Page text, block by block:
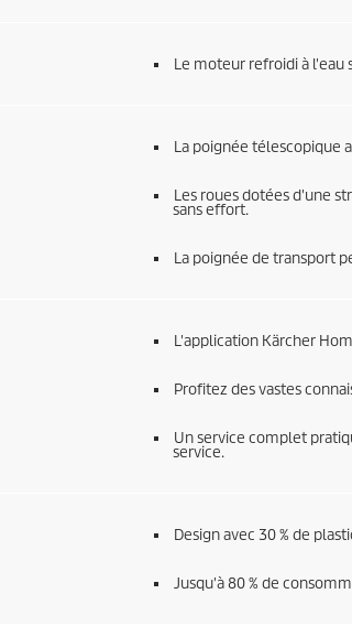
Le moteur refroidi à l'eau
La poignée télescopique
Les roues dotées d'une
sans effort.
La poignée de transport
L'application Kärcher
Profitez des vastes
Un service complet
service.
Design avec 30 % de
Jusqu'à 80 % de